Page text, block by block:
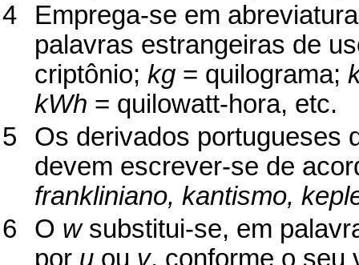
4
Emprega-se em
palavras estrangeiras de
criptônio; kg = quilograma;
kWh = quilowatt-hora, etc.
5
Os derivados portugueses
devem escrever-se de
frankliniano, kantismo,
6
O wsubstitui-se, em
por u ou v, conforme o seu